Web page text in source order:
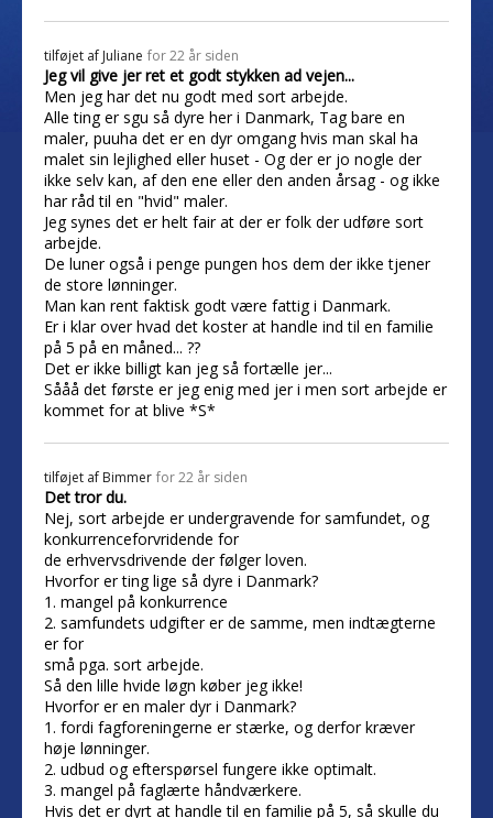
tilføjet af Juliane for 22 år siden
Jeg vil give jer ret et godt stykken ad vejen...
Men jeg har det nu godt med sort arbejde.
Alle ting er sgu så dyre her i Danmark, Tag bare en
maler, puuha det er en dyr omgang hvis man skal ha
malet sin lejlighed eller huset - Og der er jo nogle der
ikke selv kan, af den ene eller den anden årsag - og ikke
har råd til en "hvid" maler.
Jeg synes det er helt fair at der er folk der udføre sort
arbejde.
De luner også i penge pungen hos dem der ikke tjener
de store lønninger.
Man kan rent faktisk godt være fattig i Danmark.
Er i klar over hvad det koster at handle ind til en familie
på 5 på en måned... ??
Det er ikke billigt kan jeg så fortælle jer...
Sååå det første er jeg enig med jer i men sort arbejde er
kommet for at blive *S*
tilføjet af Bimmer for 22 år siden
Det tror du.
Nej, sort arbejde er undergravende for samfundet, og
konkurrenceforvridende for
de erhvervsdrivende der følger loven.
Hvorfor er ting lige så dyre i Danmark?
1. mangel på konkurrence
2. samfundets udgifter er de samme, men indtægterne
er for
små pga. sort arbejde.
Så den lille hvide løgn køber jeg ikke!
Hvorfor er en maler dyr i Danmark?
1. fordi fagforeningerne er stærke, og derfor kræver
høje lønninger.
2. udbud og efterspørsel fungere ikke optimalt.
3. mangel på faglærte håndværkere.
Hvis det er dyrt at handle til en familie på 5, så skulle du